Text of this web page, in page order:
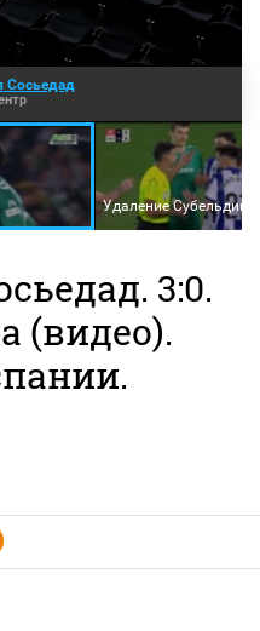
Сосьедад
Удаление Субельдии
3:0.
(видео).